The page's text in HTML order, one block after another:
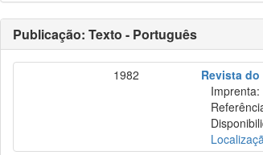
Publicação: Texto - Português
1982 Revista
Imprenta: